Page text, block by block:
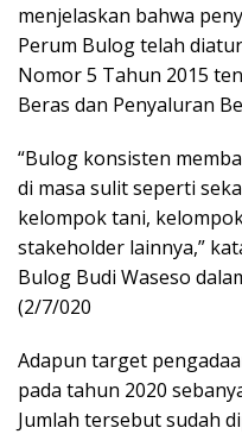
menjelaskan bahwa
Perum Bulog telah
Nomor 5 Tahun 2015
Beras dan Penyaluran
“Bulog konsisten
di masa sulit seperti
kelompok tani,
stakeholder lainnya,”
Bulog Budi Waseso
(2/7/020
Adapun target
pada tahun 2020
Jumlah tersebut sudah